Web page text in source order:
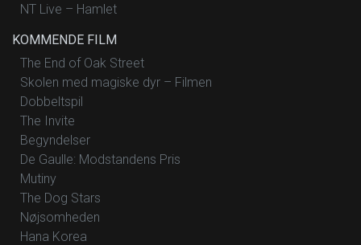
NT Live – Hamlet
KOMMENDE FILM
The End of Oak Street
Skolen med magiske dyr – Filmen
Dobbeltspil
The Invite
Begyndelser
De Gaulle: Modstandens Pris
Mutiny
The Dog Stars
Nøjsomheden
Hana Korea